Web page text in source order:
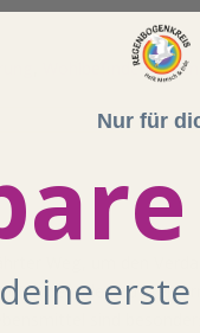
Wohlbefinden,
Weg, um den
zu
sind
Nur für
erste